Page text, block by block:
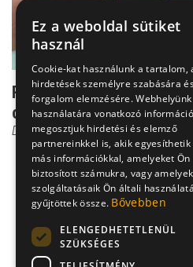
Rejtélyes térdfájdalom:
okok
Dr. Knoll Zsolt PhD
Ez a weboldal sütiket
használ
Cookie-kat használunk a tartalom,
hirdetések személyre szabására
forgalom elemzésére.
használatára vonatkozó
megosztjuk hirdetési és elemző
partnereinkkel is, akik egyesíthetik
más információkkal, amelyeket Ön
biztosított számukra, vagy
szolgáltatásaik Ön általi
gyűjtöttek össze. Bővebben
ELENGEDHETETLENÜL
SZÜKSÉGES